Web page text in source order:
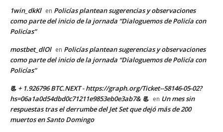
1win_dkKl en Policías plantean sugerencias y observaciones
como parte del inicio de la jornada “Dialoguemos de Policía con
Policías”
mostbet_dlOl en Policías plantean sugerencias y observaciones
como parte del inicio de la jornada “Dialoguemos de Policía con
Policías”
📃 + 1.926796 BTC.NEXT - https://graph.org/Ticket--58146-05-02?
hs=06a1a0d54dbd0c71211e9853eb0e3ab7& 📃 en Un mes sin
respuestas tras el derrumbe del Jet Set que dejó más de 200
muertos en Santo Domingo